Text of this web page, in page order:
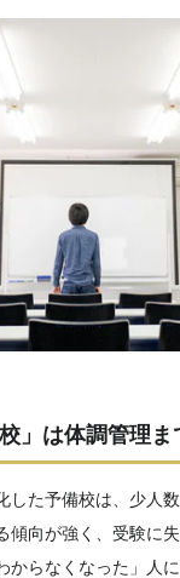
」は体調管理
した予備校は、少人
傾向が強く、受験に
からなくなった」人